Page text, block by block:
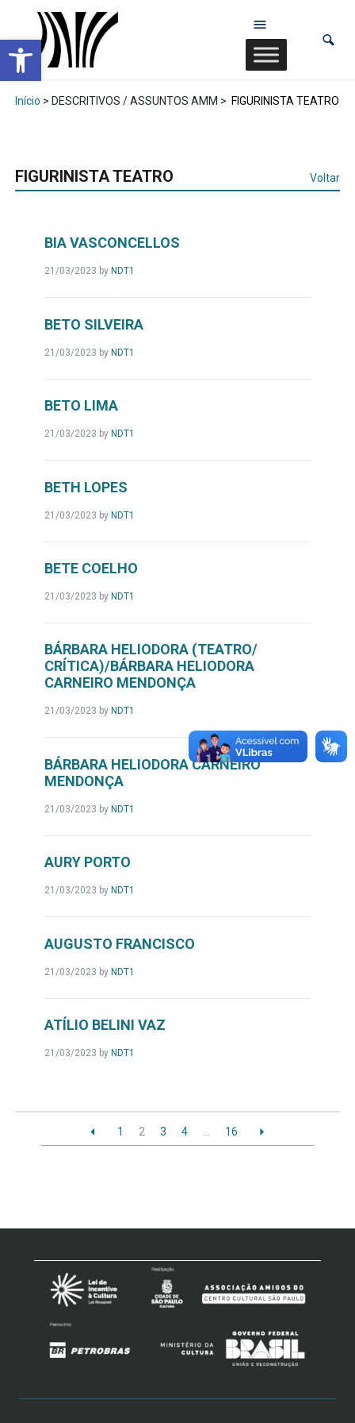
Abrir a barra de ferramentas
Início > DESCRITIVOS / ASSUNTOS AMM > FIGURINISTA TEATRO
FIGURINISTA TEATRO Voltar
BIA VASCONCELLOS
21/03/2023 by NDT1
BETO SILVEIRA
21/03/2023 by NDT1
BETO LIMA
21/03/2023 by NDT1
BETH LOPES
21/03/2023 by NDT1
BETE COELHO
21/03/2023 by NDT1
BÁRBARA HELIODORA (TEATRO/
CRÍTICA)/BÁRBARA HELIODORA
CARNEIRO MENDONÇA
21/03/2023 by NDT1
BÁRBARA HELIODORA CARNEIRO
MENDONÇA
21/03/2023 by NDT1
AURY PORTO
21/03/2023 by NDT1
AUGUSTO FRANCISCO
21/03/2023 by NDT1
ATÍLIO BELINI VAZ
21/03/2023 by NDT1
1 2 3 4 … 16